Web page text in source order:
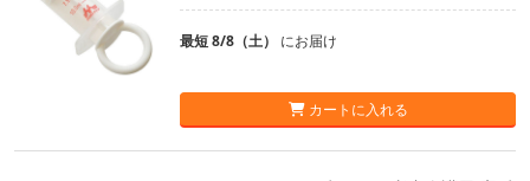
最短 8/8（土） にお届け
カートに入れる